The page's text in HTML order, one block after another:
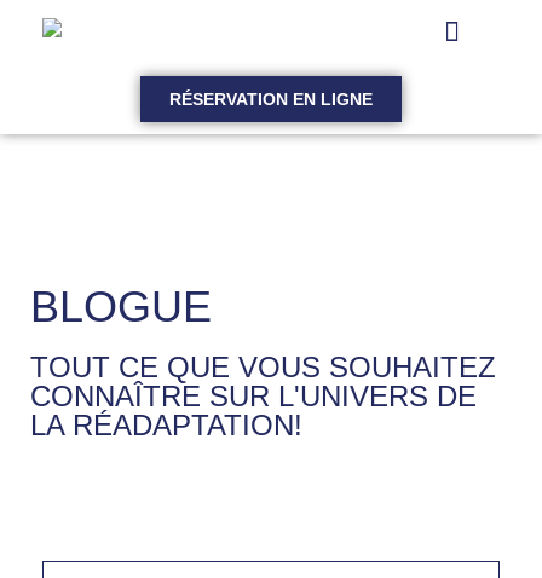
RÉSERVATION EN LIGNE
BLOGUE
TOUT CE QUE VOUS SOUHAITEZ
CONNAÎTRE SUR L'UNIVERS DE
LA RÉADAPTATION!